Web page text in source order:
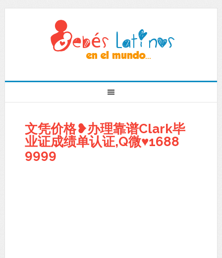
文凭价格❥办理靠谱Clark毕
业证成绩单认证,Q微♥1688
9999